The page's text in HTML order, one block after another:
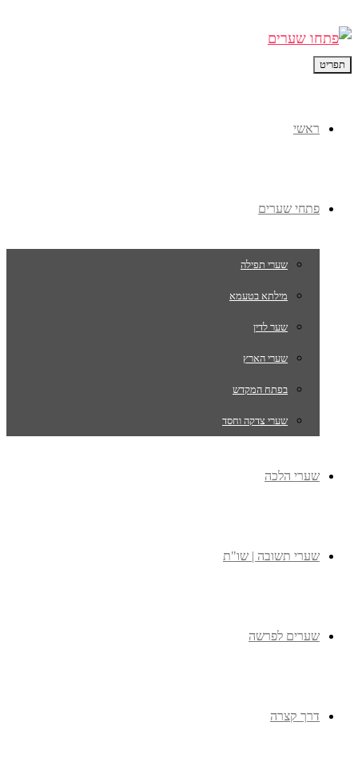
תפריט
ראשי
פתחי שערים
שערי תפילה
מילתא בטעמא
שער לדין
שערי הארץ
בפתח המקדש
שערי צדקה וחסד
שערי הלכה
שערי תשובה | שו"ת
שערים לפרשה
דרך קצרה